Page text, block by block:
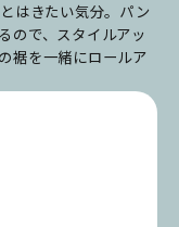
はきたい気分。パン
ので、スタイルアッ
裾を一緒にロールア